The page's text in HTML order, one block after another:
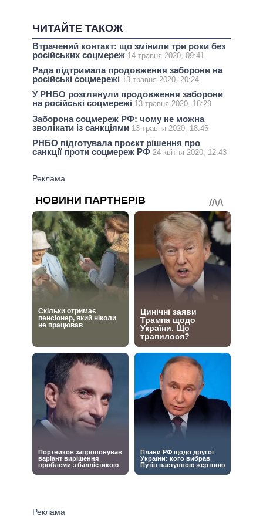
ЧИТАЙТЕ ТАКОЖ
Втрачений контакт: що змінили три роки без
російських соцмереж 14 травня 2020, 09:41
Рада підтримала продовження заборони на
російські соцмережі 13 травня 2020, 20:24
У РНБО розглянули продовження заборони
на російські соцмережі 13 травня 2020, 18:29
Заборона соцмереж РФ: чому не можна
зволікати із санкціями 13 травня 2020, 18:45
РНБО підготувала проєкт рішення про
санкції проти соцмереж РФ 24 квітня 2020, 12:43